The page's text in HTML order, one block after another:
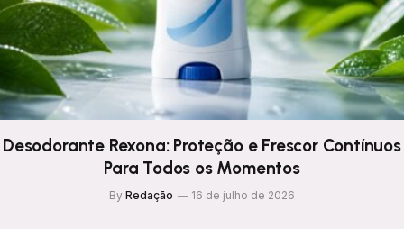
Desodorante Rexona: Proteção e Frescor Contínuos
Para Todos os Momentos
By Redação 16 de julho de 2026